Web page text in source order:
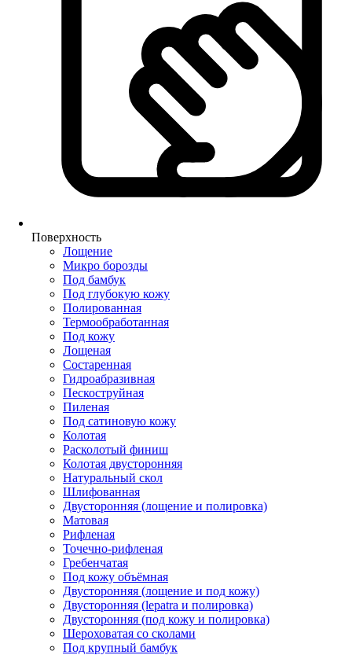
Поверхность
Лощение
Микро борозды
Под бамбук
Под глубокую кожу
Полированная
Термообработанная
Под кожу
Лощеная
Состаренная
Гидроабразивная
Пескоструйная
Пиленая
Под сатиновую кожу
Колотая
Расколотый финиш
Колотая двусторонняя
Натуральный скол
Шлифованная
Двусторонняя (лощение и полировка)
Матовая
Рифленая
Точечно-рифленая
Гребенчатая
Под кожу объёмная
Двусторонняя (лощение и под кожу)
Двусторонняя (lepatra и полировка)
Двусторонняя (под кожу и полировка)
Шероховатая со сколами
Под крупный бамбук